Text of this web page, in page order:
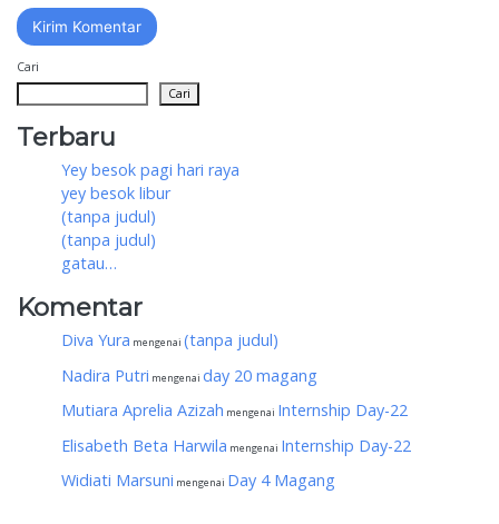
Cari
Cari
Terbaru
Yey besok pagi hari raya
yey besok libur
(tanpa judul)
(tanpa judul)
gatau…
Komentar
Diva Yura mengenai (tanpa judul)
Nadira Putri mengenai day 20 magang
Mutiara Aprelia Azizah mengenai Internship Day-22
Elisabeth Beta Harwila mengenai Internship Day-22
Widiati Marsuni mengenai Day 4 Magang